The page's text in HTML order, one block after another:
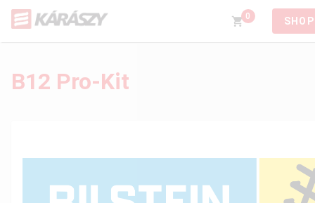
0 SHOP
B12 Pro-Kit